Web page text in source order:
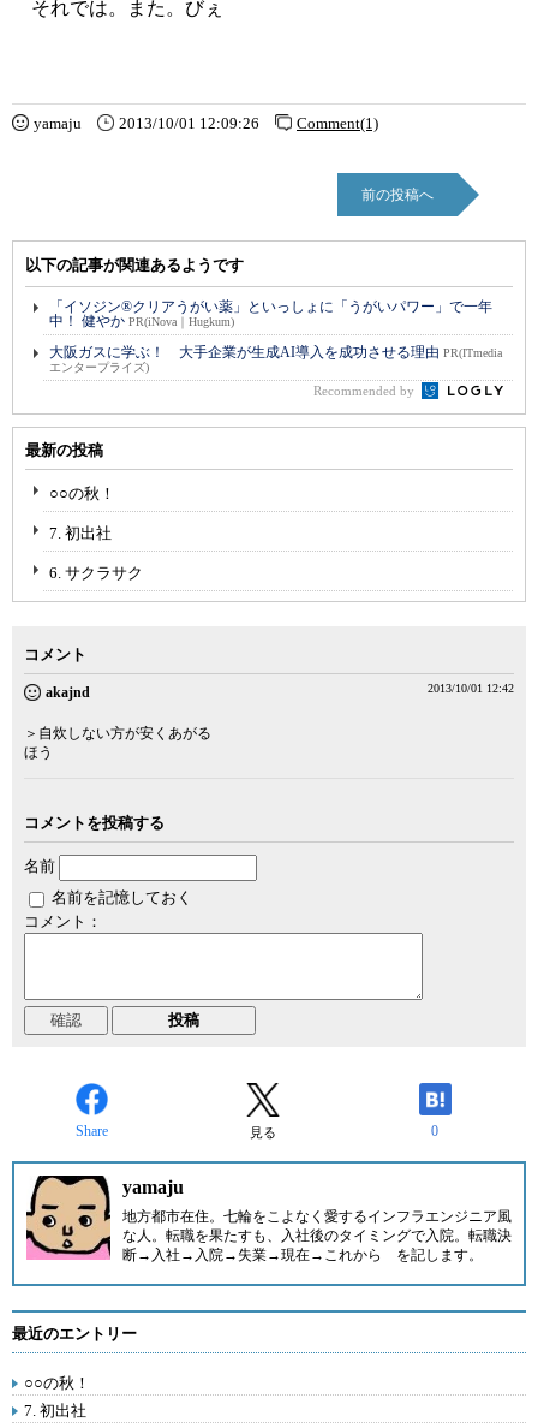
それでは。また。びぇ
yamaju 2013/10/01 12:09:26 Comment(1)
前の投稿へ
以下の記事が関連あるようです
「イソジン®クリアうがい薬」といっしょに「うがいパワー」で一年
中！ 健やか PR(iNova｜Hugkum)
大阪ガスに学ぶ！ 大手企業が生成AI導入を成功させる理由 PR(ITmedia
エンタープライズ)
Recommended by
最新の投稿
○○の秋！
7. 初出社
6. サクラサク
コメント
akajnd 2013/10/01 12:42
＞自炊しない方が安くあがる
ほう
コメントを投稿する
名前
名前を記憶しておく
コメント：
Share 見る 0
yamaju
地方都市在住。七輪をこよなく愛するインフラエンジニア風
な人。転職を果たすも、入社後のタイミングで入院。転職決
断→入社→入院→失業→現在→これから を記します。
最近のエントリー
○○の秋！
7. 初出社